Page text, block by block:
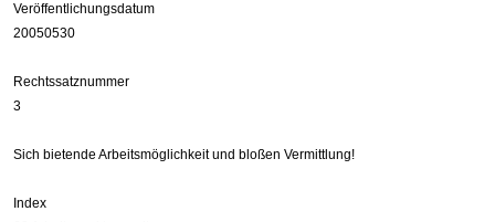
Veröffentlichungsdatum
20050530
Rechtssatznummer
3
Sich bietende Arbeitsmöglichkeit und bloßen Vermittlung!
Index